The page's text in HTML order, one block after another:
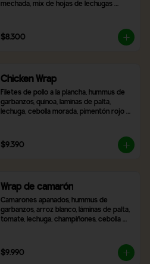
mechada, mix de hojas de lechugas
elección.
$8.300
Chicken Wrap
Filetes de pollo a la plancha, hummus de
garbanzos, quinoa, laminas de palta,
lechuga, cebolla morada, pimentón rojo
$9.390
Wrap de camarón
Camarones apanados, hummus de
garbanzos, arroz blanco, láminas de palta,
tomate, lechuga, champiñones, cebolla
$9.990